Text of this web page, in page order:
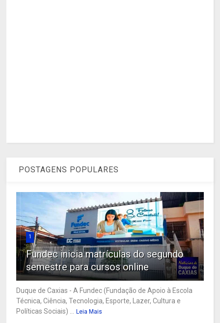
POSTAGENS POPULARES
1
Fundec inicia matrículas do segundo
semestre para cursos online
Duque de Caxias - A Fundec (Fundação de Apoio à Escola
Técnica, Ciência, Tecnologia, Esporte, Lazer, Cultura e
Políticas Sociais) ...
Leia Mais